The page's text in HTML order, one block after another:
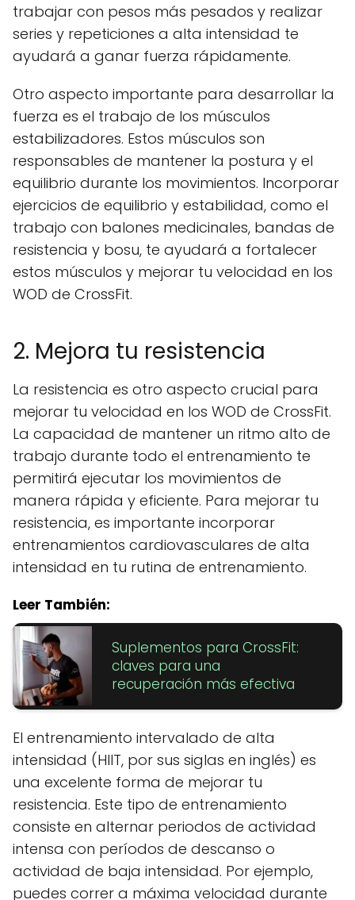
trabajar con pesos más pesados y realizar
series y repeticiones a alta intensidad te
ayudará a ganar fuerza rápidamente.
Otro aspecto importante para desarrollar la
fuerza es el trabajo de los músculos
estabilizadores. Estos músculos son
responsables de mantener la postura y el
equilibrio durante los movimientos. Incorporar
ejercicios de equilibrio y estabilidad, como el
trabajo con balones medicinales, bandas de
resistencia y bosu, te ayudará a fortalecer
estos músculos y mejorar tu velocidad en los
WOD de CrossFit.
2. Mejora tu resistencia
La resistencia es otro aspecto crucial para
mejorar tu velocidad en los WOD de CrossFit.
La capacidad de mantener un ritmo alto de
trabajo durante todo el entrenamiento te
permitirá ejecutar los movimientos de
manera rápida y eficiente. Para mejorar tu
resistencia, es importante incorporar
entrenamientos cardiovasculares de alta
intensidad en tu rutina de entrenamiento.
Leer También:
Suplementos para CrossFit:
claves para una
recuperación más efectiva
El entrenamiento intervalado de alta
intensidad (HIIT, por sus siglas en inglés) es
una excelente forma de mejorar tu
resistencia. Este tipo de entrenamiento
consiste en alternar periodos de actividad
intensa con períodos de descanso o
actividad de baja intensidad. Por ejemplo,
puedes correr a máxima velocidad durante